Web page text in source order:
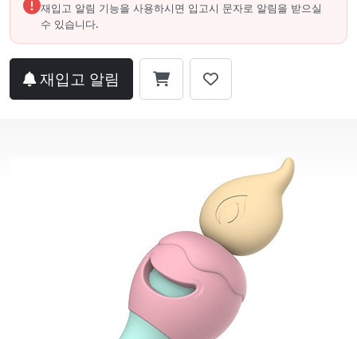
재입고 알림 기능을 사용하시면 입고시 문자로 알림을 받으실
수 있습니다.
재입고 알림